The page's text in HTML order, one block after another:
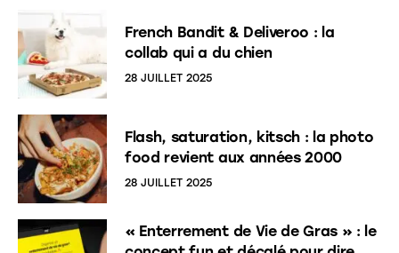
French Bandit & Deliveroo : la
collab qui a du chien
28 JUILLET 2025
Flash, saturation, kitsch : la photo
food revient aux années 2000
28 JUILLET 2025
« Enterrement de Vie de Gras » : le